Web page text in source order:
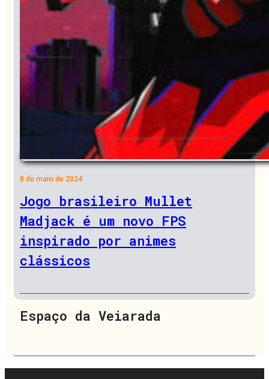
8 de maio de 2024
Jogo brasileiro Mullet
Madjack é um novo FPS
inspirado por animes
clássicos
Espaço da Veiarada